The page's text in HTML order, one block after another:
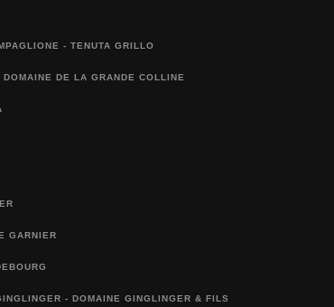
- TENUTA GRILLO
DE LA GRANDE COLLINE
GARNIER
- DOMAINE GINGLINGER & FILS